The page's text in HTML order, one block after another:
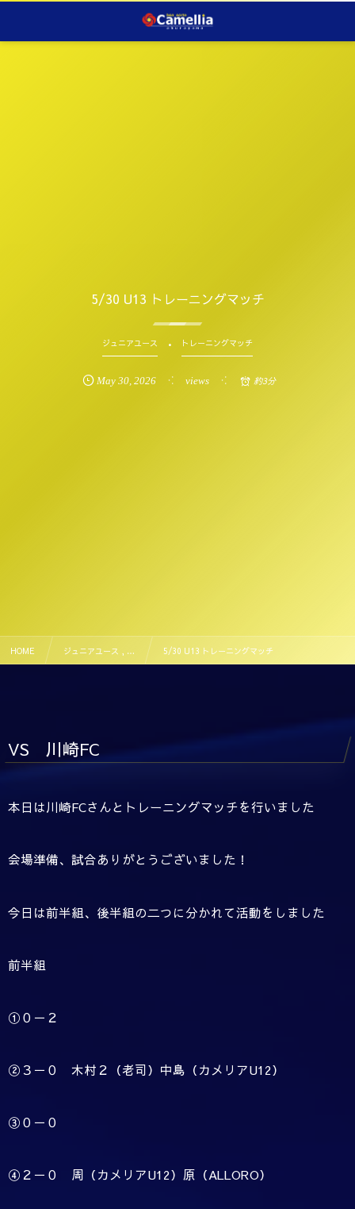
5/30 U13 トレーニングマッチ
ジュニアユース トレーニングマッチ
May 30 ,2026 views 約3分
HOME ジュニアユース , … 5/30 U13 トレーニングマッチ
VS 川崎FC
本日は川崎FCさんとトレーニングマッチを行いました
会場準備、試合ありがとうございました！
今日は前半組、後半組の二つに分かれて活動をしました
前半組
①０－２
②３－０ 木村２（老司）中島（カメリアU12）
③０－０
④２－０ 周（カメリアU12）原（ALLORO）